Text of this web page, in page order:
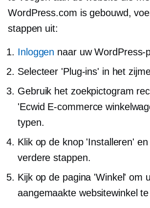
WordPress.com is gebouwd,
stappen uit:
Inloggen naar uw WordPress-
Selecteer 'Plug-ins' in het
Gebruik het zoekpictogram
'Ecwid E-commerce
typen.
Klik op de knop 'Installeren'
verdere stappen.
Kijk op de pagina 'Winkel' om
aangemaakte websitewinkel